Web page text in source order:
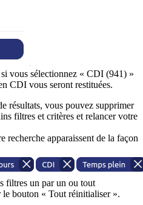
vous sélectionnez « CDI (941) »
CDI vous seront restituées.
résultats, vous pouvez supprimer
filtres et critères et relancer votre
recherche apparaissent de la façon
filtres un par un ou tout
bouton « Tout réinitialiser ».